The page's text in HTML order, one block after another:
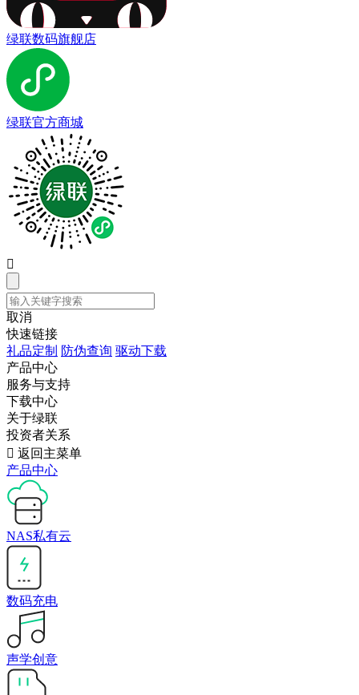
绿联数码旗舰店
绿联官方商城

取消
快速链接
礼品定制 防伪查询 驱动下载
产品中心
服务与支持
下载中心
关于绿联
投资者关系
 返回主菜单
产品中心
NAS私有云
数码充电
声学创意